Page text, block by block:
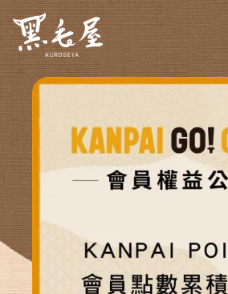
關於品牌
ABOUT US
菜單介紹
MENU & DRINKS
最新情報
分店據點